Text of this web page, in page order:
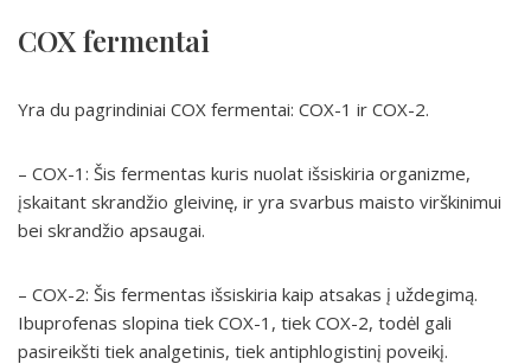
COX fermentai
Yra du pagrindiniai COX fermentai: COX-1 ir COX-2.
– COX-1: Šis fermentas kuris nuolat išsiskiria organizme,
įskaitant skrandžio gleivinę, ir yra svarbus maisto virškinimui
bei skrandžio apsaugai.
– COX-2: Šis fermentas išsiskiria kaip atsakas į uždegimą.
Ibuprofenas slopina tiek COX-1, tiek COX-2, todėl gali
pasireikšti tiek analgetinis, tiek antiphlogistinį poveikį.